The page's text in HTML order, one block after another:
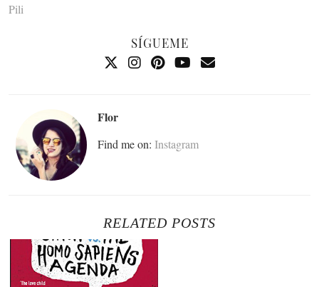
Pili
SÍGUEME
Flor
Find me on: Instagram
RELATED POSTS